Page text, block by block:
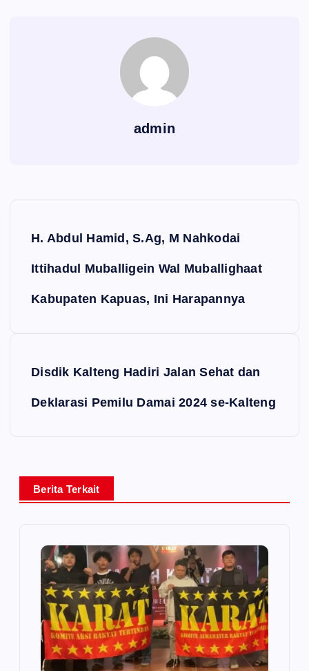
admin
H. Abdul Hamid, S.Ag, M Nahkodai
Ittihadul Muballigein Wal Muballighaat
Kabupaten Kapuas, Ini Harapannya
Disdik Kalteng Hadiri Jalan Sehat dan
Deklarasi Pemilu Damai 2024 se-Kalteng
Berita Terkait